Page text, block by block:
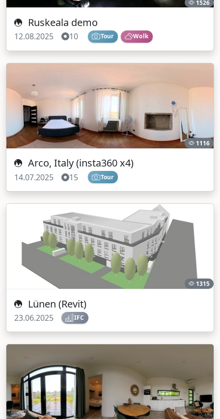
1526
Ruskeala demo
12.08.2025 10 Tour Wolk
1116
Arco, Italy (insta360 x4)
14.07.2025 15 Tour
1315
Lünen (Revit)
23.06.2025 IFC